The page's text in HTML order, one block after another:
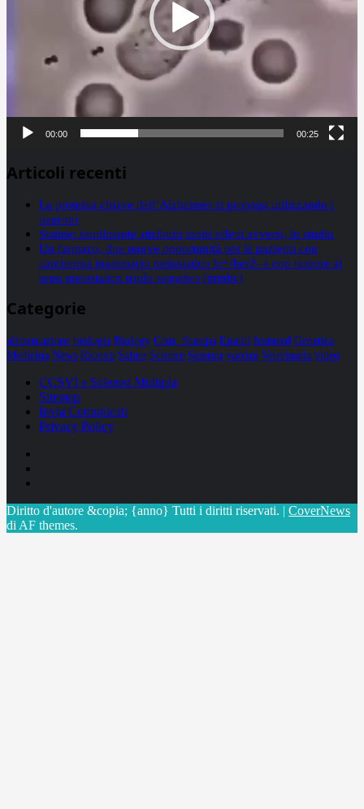
00:00 00:25
Articoli recenti
La proteina chiave dell’Alzheimer si propaga utilizzando i
neuroni
Statine: inutilmente attribuiti molti effetti avversi, lo studio
Un farmaco, due nuove opportunità per le pazienti con
carcinoma mammario metastatico hr+/her2- e con tumore al
seno metastatico triplo negativo (mtnbc)
Categorie
alimentazione biologia Biology Com. Stampa Epatiti featured Genetica
Medicina News Ricerca Salute Science Scienza vaccini Veterinaria video
CCSVI e Sclerosi Multipla
Sitemap
Invia Comunicati
Privacy Policy
Diritto d'autore &copia; {anno} Tutti i diritti riservati. | CoverNews
di AF themes.